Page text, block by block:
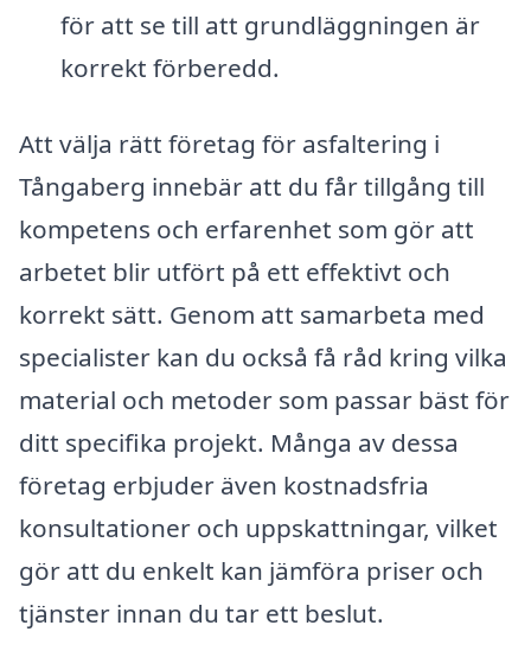
för att se till att grundläggningen är
korrekt förberedd.
Att välja rätt företag för asfaltering i
Tångaberg innebär att du får tillgång till
kompetens och erfarenhet som gör att
arbetet blir utfört på ett effektivt och
korrekt sätt. Genom att samarbeta med
specialister kan du också få råd kring vilka
material och metoder som passar bäst för
ditt specifika projekt. Många av dessa
företag erbjuder även kostnadsfria
konsultationer och uppskattningar, vilket
gör att du enkelt kan jämföra priser och
tjänster innan du tar ett beslut.